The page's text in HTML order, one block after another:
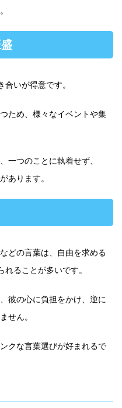
いが得意です。
ため、様々なイベントや集
一つのことに執着せず、
あります。
どの言葉は、自由を求める
ることが多いです。
彼の心に負担をかけ、逆に
せん。
クな言葉選びが好まれるで